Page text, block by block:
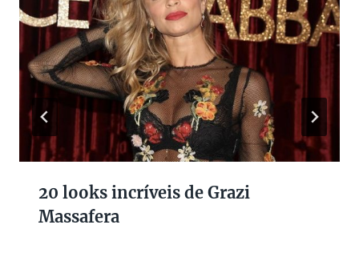
20 looks incríveis de Grazi
Massafera